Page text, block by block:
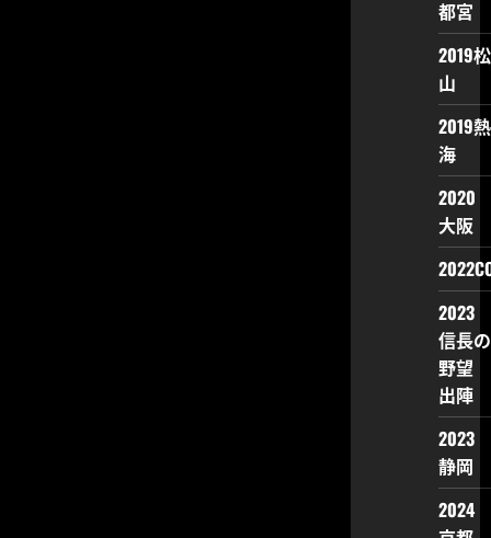
都宮
2019松
山
2019熱
海
2020
大阪
2023
信長の
野望
出陣
2023
静岡
2024